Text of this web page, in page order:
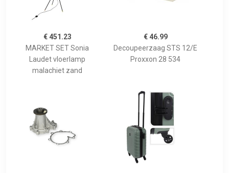
€ 451.23
MARKET SET Sonia
Laudet vloerlamp
malachiet zand
€ 46.99
Decoupeerzaag STS 12/E
Proxxon 28 534